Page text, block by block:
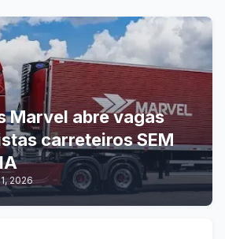
Marvel abre vagas
carreteiros SEM
2026